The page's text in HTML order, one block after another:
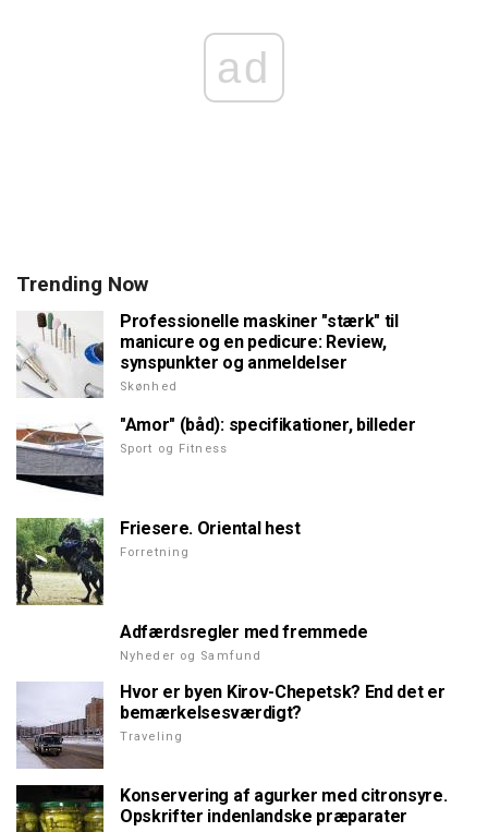
ad
Trending Now
Professionelle maskiner "stærk" til
manicure og en pedicure: Review,
synspunkter og anmeldelser
Skønhed
"Amor" (båd): specifikationer, billeder
Sport og Fitness
Friesere. Oriental hest
Forretning
Adfærdsregler med fremmede
Nyheder og Samfund
Hvor er byen Kirov-Chepetsk? End det er
bemærkelsesværdigt?
Traveling
Konservering af agurker med citronsyre.
Opskrifter indenlandske præparater